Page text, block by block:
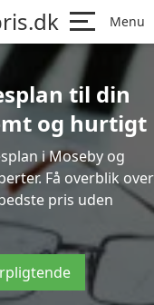
Menu
til din
og hurtigt
i Moseby og
Få overblik over
pris uden